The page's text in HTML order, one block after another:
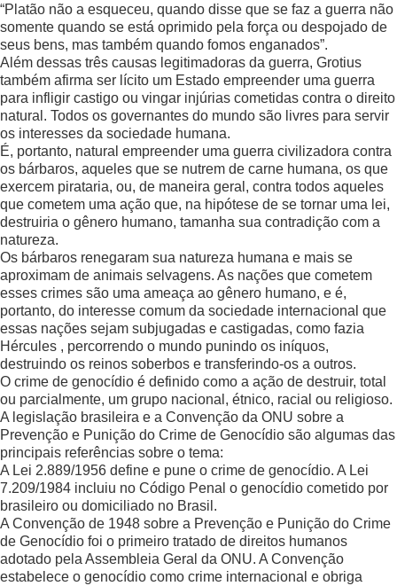
“Platão não a esqueceu, quando disse que se faz a guerra não
somente quando se está oprimido pela força ou despojado de
seus bens, mas também quando fomos enganados”.
Além dessas três causas legitimadoras da guerra, Grotius
também afirma ser lícito um Estado empreender uma guerra
para infligir castigo ou vingar injúrias cometidas contra o direito
natural. Todos os governantes do mundo são livres para servir
os interesses da sociedade humana.
É, portanto, natural empreender uma guerra civilizadora contra
os bárbaros, aqueles que se nutrem de carne humana, os que
exercem pirataria, ou, de maneira geral, contra todos aqueles
que cometem uma ação que, na hipótese de se tornar uma lei,
destruiria o gênero humano, tamanha sua contradição com a
natureza.
Os bárbaros renegaram sua natureza humana e mais se
aproximam de animais selvagens. As nações que cometem
esses crimes são uma ameaça ao gênero humano, e é,
portanto, do interesse comum da sociedade internacional que
essas nações sejam subjugadas e castigadas, como fazia
Hércules , percorrendo o mundo punindo os iníquos,
destruindo os reinos soberbos e transferindo-os a outros.
O crime de genocídio é definido como a ação de destruir, total
ou parcialmente, um grupo nacional, étnico, racial ou religioso.
A legislação brasileira e a Convenção da ONU sobre a
Prevenção e Punição do Crime de Genocídio são algumas das
principais referências sobre o tema:
A Lei 2.889/1956 define e pune o crime de genocídio. A Lei
7.209/1984 incluiu no Código Penal o genocídio cometido por
brasileiro ou domiciliado no Brasil.
A Convenção de 1948 sobre a Prevenção e Punição do Crime
de Genocídio foi o primeiro tratado de direitos humanos
adotado pela Assembleia Geral da ONU. A Convenção
estabelece o genocídio como crime internacional e obriga